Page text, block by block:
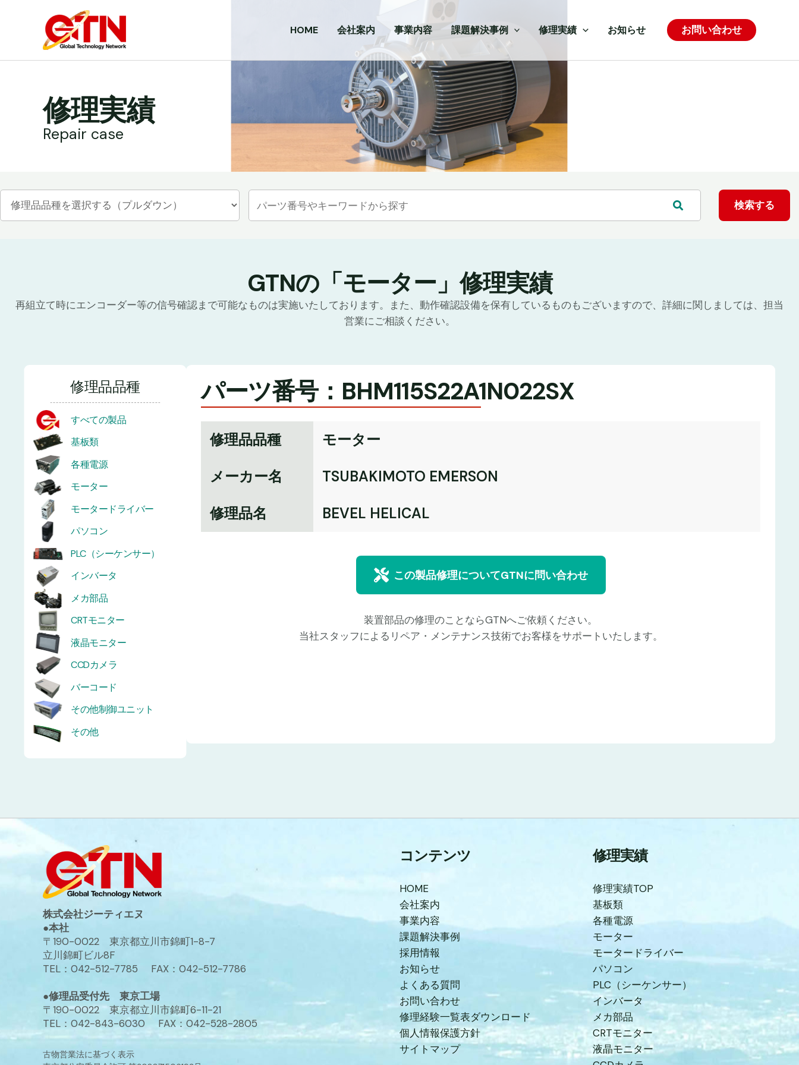
HOME 会社案内 事業内容 課題解決事例 修理実績 お知らせ お問い合わせ
修理実績
Repair case
GTNの「モーター」修理実績
再組立て時にエンコーダー等の信号確認まで可能なものは実施いたしております。また、動作確認設備を保有しているものもございますので、詳細に関しましては、担当
営業にご相談ください。
修理品品種
すべての製品
基板類
各種電源
モーター
モータードライバー
パソコン
PLC（シーケンサー）
インバータ
メカ部品
CRTモニター
液晶モニター
CCDカメラ
バーコード
その他制御ユニット
その他
パーツ番号：BHM115S22A1N022SX
修理品品種
モーター
メーカー名
TSUBAKIMOTO EMERSON
修理品名
BEVEL HELICAL
この製品修理についてGTNに問い合わせ
装置部品の修理のことならGTNへご依頼ください。
当社スタッフによるリペア・メンテナンス技術でお客様をサポートいたします。
株式会社ジーティエヌ
●本社
〒190-0022 東京都立川市錦町1-8-7
立川錦町ビル8F
TEL：042-512-7785 FAX：042-512-7786
●修理品受付先 東京工場
〒190-0022 東京都立川市錦町6-11-21
TEL：042-843-6030 FAX：042-528-2805
古物営業法に基づく表示
コンテンツ
HOME
会社案内
事業内容
課題解決事例
採用情報
お知らせ
よくある質問
お問い合わせ
修理経験一覧表ダウンロード
個人情報保護方針
サイトマップ
修理実績
修理実績TOP
基板類
各種電源
モーター
モータードライバー
パソコン
PLC（シーケンサー）
インバータ
メカ部品
CRTモニター
液晶モニター